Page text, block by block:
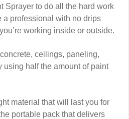
Sprayer to do all the hard work
a professional with no drips
working inside or outside.
ceilings, paneling,
using half the amount of paint
material that will last you for
portable pack that delivers